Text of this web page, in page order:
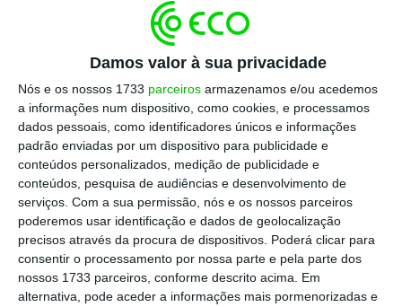
Damos valor à sua privacidade
Nós e os nossos 1733 parceiros armazenamos e/ou acedemos
a informações num dispositivo, como cookies, e processamos
dados pessoais, como identificadores únicos e informações
padrão enviadas por um dispositivo para publicidade e
conteúdos personalizados, medição de publicidade e
conteúdos, pesquisa de audiências e desenvolvimento de
serviços. Com a sua permissão, nós e os nossos parceiros
poderemos usar identificação e dados de geolocalização
precisos através da procura de dispositivos. Poderá clicar para
consentir o processamento por nossa parte e pela parte dos
nossos 1733 parceiros, conforme descrito acima. Em
alternativa, pode aceder a informações mais pormenorizadas e
https://eco.sapo.pt/quote/mario-centeno-2017-02-15-quando-tiramos-de-la-da-receita-que-abate-ao-defice/ Copiar
Assine o ECO Premium
No momento em que a informação é
mais importante do que nunca, apoie
o jornalismo independente e rigoroso.